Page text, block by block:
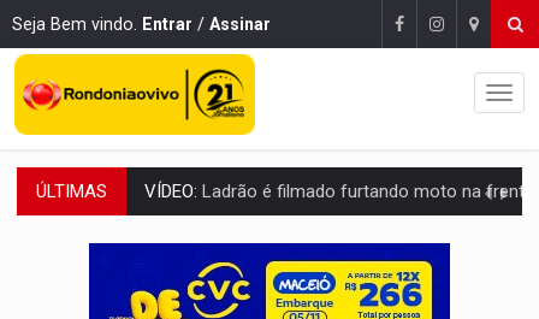
Seja Bem vindo. Entrar / Assinar
ÚLTIMAS BOLSAS DE PESQUISA:Iniciativa Amazônia+10 lança chamada para fortalecer
MATERIAL:Brasil tem grandes reservas de urânio, mas produz pouco e
VÍDEO:Serpente capturada na fábrica da Coca-Cola é